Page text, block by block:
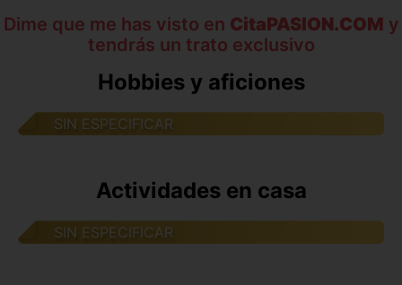
Dime que me has visto en CitaPASION.COM y
tendrás un trato exclusivo
Hobbies y aficiones
SIN ESPECIFICAR
Actividades en casa
SIN ESPECIFICAR